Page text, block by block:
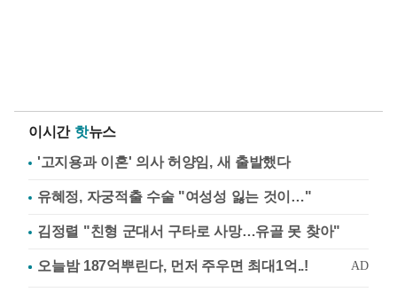
이시간 핫뉴스
'고지용과 이혼' 의사 허양임, 새 출발했다
유혜정, 자궁적출 수술 "여성성 잃는 것이…"
김정렬 "친형 군대서 구타로 사망…유골 못 찾아"